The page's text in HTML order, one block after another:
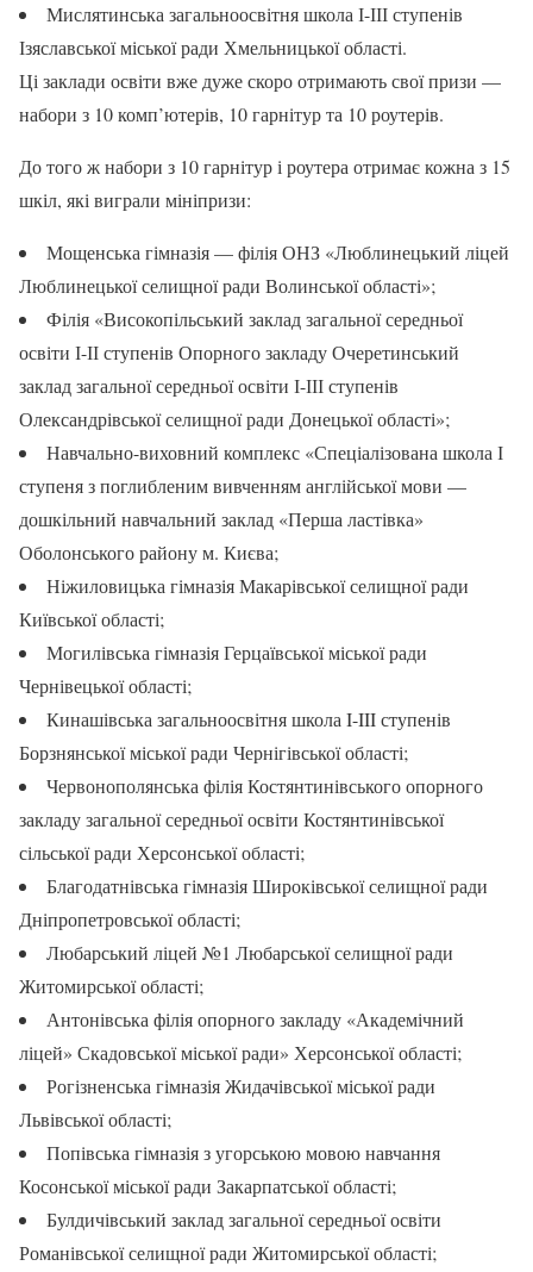
Мислятинська загальноосвітня школа І-ІІІ ступенів
Ізяславської міської ради Хмельницької області.
Ці заклади освіти вже дуже скоро отримають свої призи —
набори з 10 комп’ютерів, 10 гарнітур та 10 роутерів.
До того ж набори з 10 гарнітур і роутера отримає кожна з 15
шкіл, які виграли мініпризи:
Мощенська гімназія — філія ОНЗ «Люблинецький ліцей
Люблинецької селищної ради Волинської області»;
Філія «Високопільський заклад загальної середньої
освіти І-ІІ ступенів Опорного закладу Очеретинський
заклад загальної середньої освіти І-ІІІ ступенів
Олександрівської селищної ради Донецької області»;
Навчально-виховний комплекс «Спеціалізована школа І
ступеня з поглибленим вивченням англійської мови —
дошкільний навчальний заклад «Перша ластівка»
Оболонського району м. Києва;
Ніжиловицька гімназія Макарівської селищної ради
Київської області;
Могилівська гімназія Герцаївської міської ради
Чернівецької області;
Кинашівська загальноосвітня школа I-III ступенів
Борзнянської міської ради Чернігівської області;
Червонополянська філія Костянтинівського опорного
закладу загальної середньої освіти Костянтинівської
сільської ради Херсонської області;
Благодатнівська гімназія Широківської селищної ради
Дніпропетровської області;
Любарський ліцей №1 Любарської селищної ради
Житомирської області;
Антонівська філія опорного закладу «Академічний
ліцей» Скадовської міської ради» Херсонської області;
Рогізненська гімназія Жидачівської міської ради
Львівської області;
Попівська гімназія з угорською мовою навчання
Косонської міської ради Закарпатської області;
Булдичівський заклад загальної середньої освіти
Романівської селищної ради Житомирської області;